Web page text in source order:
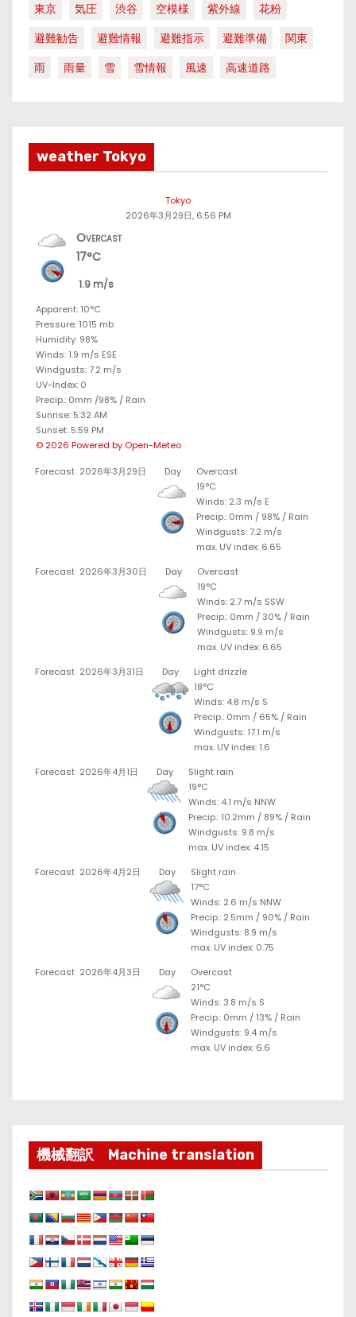
東京
気圧 渋谷 空模様 紫外線
花粉
避難勧告
避難情報 避難指示 避難準備
関東
雨
雨量 雪 雪情報 風速 高速道路
weather Tokyo
Tokyo
2026年3月29日, 6:56 PM
Overcast
17°C
1.9 m/s
Apparent: 10°C
Pressure: 1015 mb
Humidity: 98%
Winds: 1.9 m/s ESE
Windgusts: 7.2 m/s
UV-Index: 0
Precip.: 0mm /98% / Rain
Sunrise: 5:32 AM
Sunset: 5:59 PM
© 2026 Powered by Open-Meteo
Forecast 2026年3月29日 Day
Overcast
19°C
Winds: 2.3 m/s E
Precip.: 0mm / 98% / Rain
Windgusts: 7.2 m/s
max. UV index: 6.65
Forecast 2026年3月30日 Day
Overcast
19°C
Winds: 2.7 m/s SSW
Precip.: 0mm /30% / Rain
Windgusts: 9.9 m/s
max. UV index: 6.65
Forecast 2026年3月31日 Day
Light drizzle
18°C
Winds: 4.8 m/s S
Precip.: 0mm / 65% / Rain
Windgusts: 17.1 m/s
max. UV index: 1.6
Forecast 2026年4月1日 Day
Slight rain
19°C
Winds: 4.1 m/s NNW
Precip.: 10.2mm / 89% / Rain
Windgusts: 9.8 m/s
max. UV index: 4.15
Forecast 2026年4月2日 Day
Slight rain
17°C
Winds: 2.6 m/s NNW
Precip.: 2.5mm / 90% / Rain
Windgusts: 8.9 m/s
max. UV index: 0.75
Forecast 2026年4月3日 Day
Overcast
21°C
Winds: 3.8 m/s S
Precip.: 0mm / 13% / Rain
Windgusts: 9.4 m/s
max. UV index: 6.6
機械翻訳 Machine translation